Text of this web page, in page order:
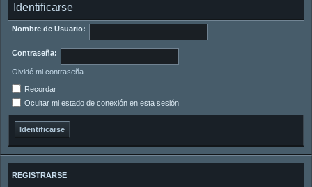
Identificarse
Nombre de Usuario:
Contraseña:
Olvidé mi contraseña
Recordar
Ocultar mi estado de conexión en esta sesión
REGISTRARSE